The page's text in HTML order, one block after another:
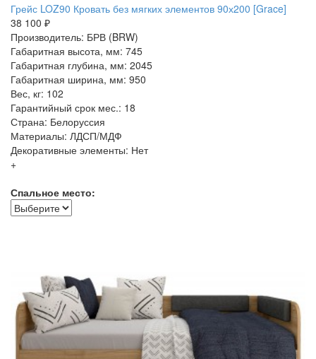
Грейс LOZ90 Кровать без мягких элементов 90х200 [Grace]
38 100 ₽
Производитель: БРВ (BRW)
Габаритная высота, мм: 745
Габаритная глубина, мм: 2045
Габаритная ширина, мм: 950
Вес, кг: 102
Гарантийный срок мес.: 18
Страна: Белоруссия
Материалы: ЛДСП/МДФ
Декоративные элементы: Нет
+
Спальное место: